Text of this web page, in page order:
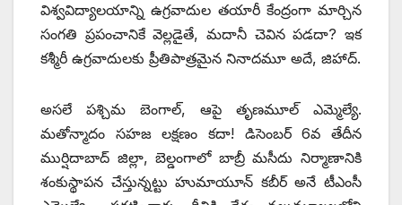
విశ్వవిద్యాలయాన్ని ఉగ్రవాదుల తయారీ కేంద్రంగా మార్చిన
సంగతి ప్రపంచానికే వెల్లడైతే, మదానీ చెవిన పడదా? ఇక
కశ్మీరీ ఉగ్రవాదులకు ప్రీతిపాత్రమైన నినాదమూ అదే, జిహాద్‌.
అసలే పశ్చిమ బెంగాల్‌, ఆపై తృణమూల్‌ ఎమ్మెల్యే.
మతోన్మాదం సహజ లక్షణం కదా! డిసెంబర్‌ 6వ తేదీన
ముర్షిదాబాద్‌ జిల్లా, బెల్డంగాలో బాబ్రీ మసీదు నిర్మాణానికి
శంకుస్థాపన చేస్తున్నట్టు హుమాయూన్‌ కబీర్‌ అనే టీఎంసీ